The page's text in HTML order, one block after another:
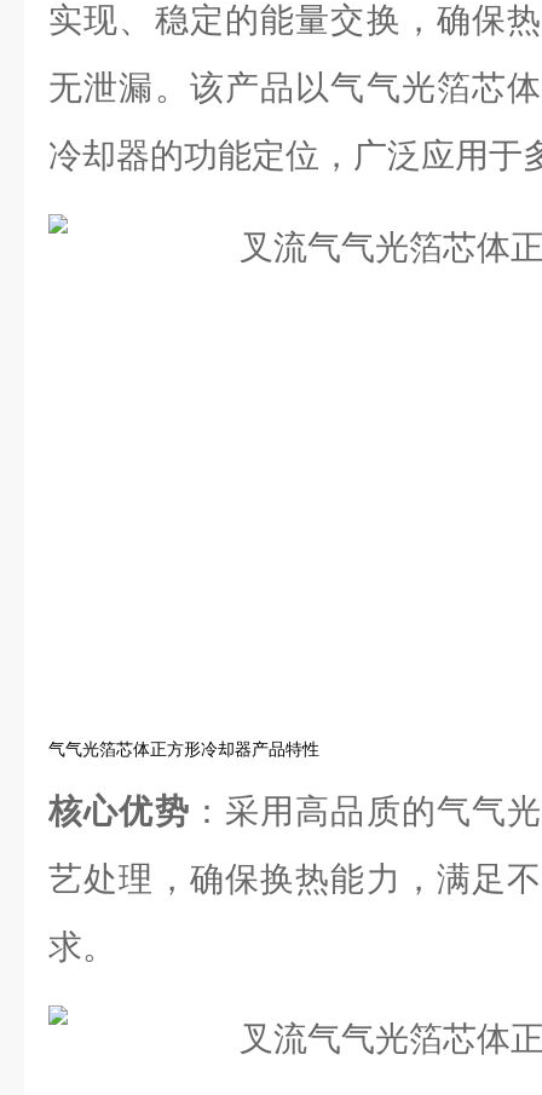
实现、稳定的能量交换，确保
无泄漏。该产品以气气光箔芯
冷却器的功能定位，广泛应用于
气气光箔芯体正方形冷却器产品特性
核心优势 ：采用高品质的气气
艺处理，确保换热能力，满足
求。